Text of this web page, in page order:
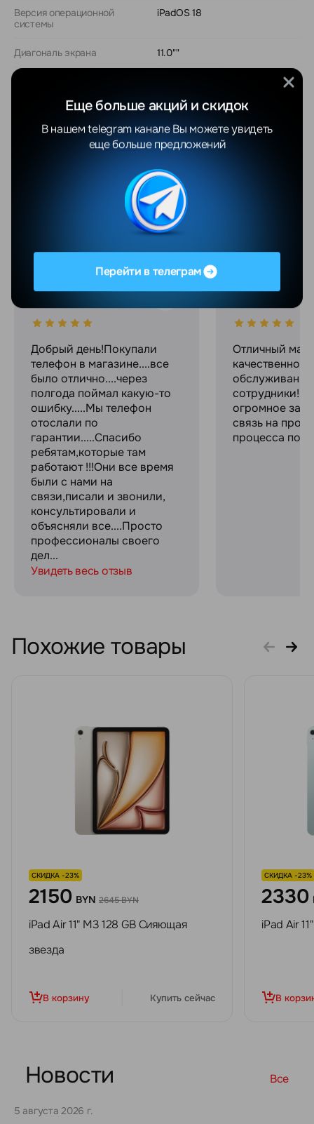
Версия операционной
системы
iPadOS 18
Диагональ экрана 11.0""
Матрица экрана IPS
Показать еще
Все отзывы
Валентина Яцушкевич
Добрый день!Покупали
телефон в магазине....все
было отлично....через
полгода поймал какую-то
ошибку.....Мы телефон
отослали по
гарантии.....Спасибо
ребятам,которые там
работают !!!Они все время
были с нами на
связи,писали и звонили,
консультировали и
объясняли все....Просто
профессионалы своего
дел...
Увидеть весь отзыв
Максим С.
Отличный
качественное
сотрудники!
огромное за
связь на
процесса
Похожие товары
СКИДКА -23%
2150 BYN 2645 BYN
iPad Air 11" M3 128 GB Сияющая
звезда
В корзину Купить сейчас
СКИДКА -23%
2330
iPad Air
В
Новости Все
5 августа 2026 г.
Перейти в телеграм
Еще больше акций и скидок
В нашем telegram канале Вы можете увидеть
еще больше предложений